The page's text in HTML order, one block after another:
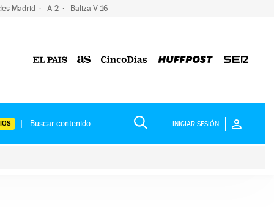
Madrid A-2 Baliza V-16
INICIAR SESIÓN